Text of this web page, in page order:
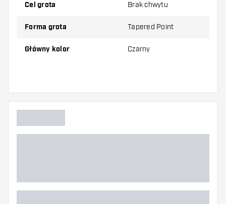
Cel grota Brak chwytu
Forma grota Tapered Point
Główny kolor Czarny